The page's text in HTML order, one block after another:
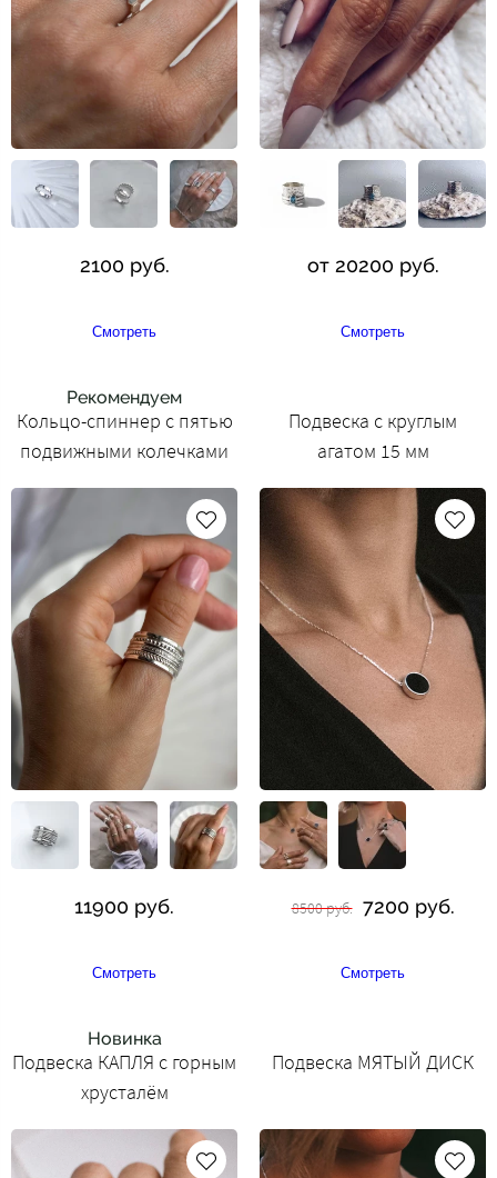
2100 руб.
Смотреть
от 20200 руб.
Смотреть
Рекомендуем
Кольцо-спиннер с пятью
подвижными колечками
11900 руб.
Смотреть
Подвеска с круглым
агатом 15 мм
8500 руб. 7200 руб.
Смотреть
Новинка
Подвеска КАПЛЯ с горным
хрусталём
Подвеска МЯТЫЙ ДИСК